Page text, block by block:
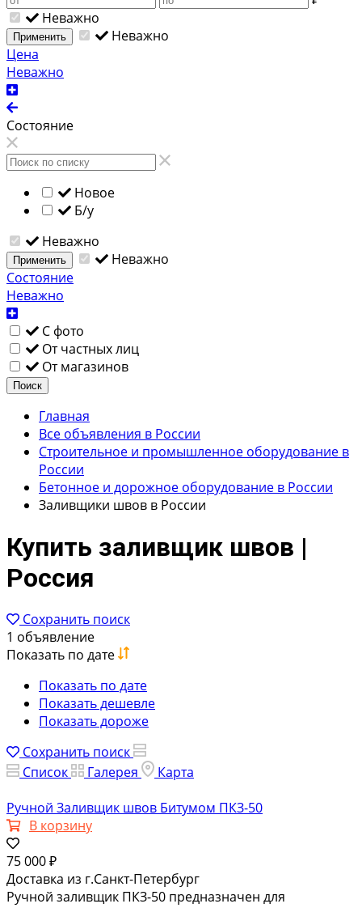
Неважно
Применить
Неважно
Цена
Неважно
Состояние
Новое
Б/у
Неважно
Применить
Неважно
Состояние
Неважно
С фото
От частных лиц
От магазинов
Поиск
Главная
Все объявления в России
Строительное и промышленное оборудование в
России
Бетонное и дорожное оборудование в России
Заливщики швов в России
Купить заливщик швов |
Россия
Сохранить поиск
1 объявление
Показать по дате
Показать по дате
Показать дешевле
Показать дороже
Сохранить поиск
Список
Галерея Карта